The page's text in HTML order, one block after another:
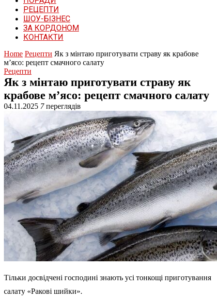
РЕЦЕПТИ
ШОУ-БІЗНЕС
ЗА КОРДОНОМ
КОНТАКТИ
Home Рецепти Як з мінтаю приготувати страву як крабове
м’ясо: рецепт смачного салату
Рецепти
Як з мінтаю приготувати страву як
крабове м’ясо: рецепт смачного салату
04.11.2025 7переглядів
Тільки досвідчені господині знають усі тонкощі приготування
салату «Ракові шийки».